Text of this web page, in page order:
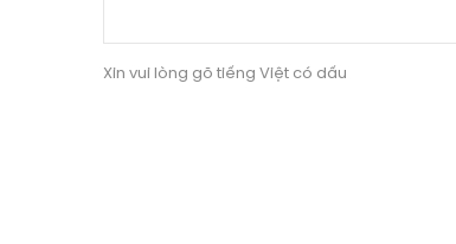
Xin vui lòng gõ tiếng Việt có dấu